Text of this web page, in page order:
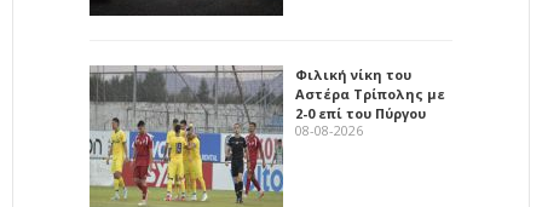
Φιλική νίκη του
Αστέρα Τρίπολης με
2-0 επί του Πύργου
08-08-2026